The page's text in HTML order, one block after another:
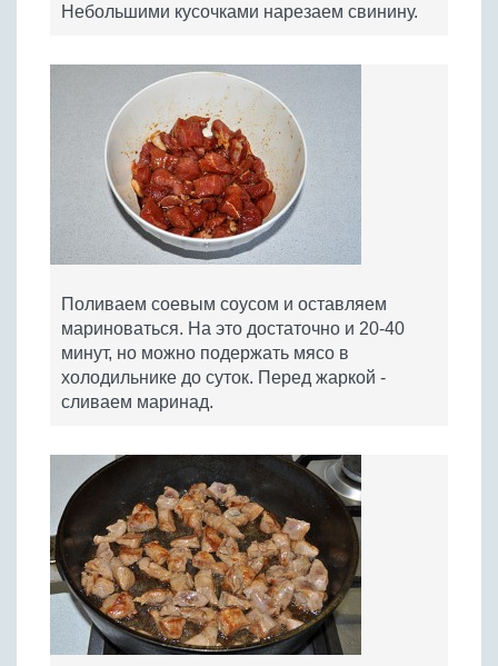
Небольшими кусочками нарезаем свинину.
Поливаем соевым соусом и оставляем
мариноваться. На это достаточно и 20-40
минут, но можно подержать мясо в
холодильнике до суток. Перед жаркой -
сливаем маринад.